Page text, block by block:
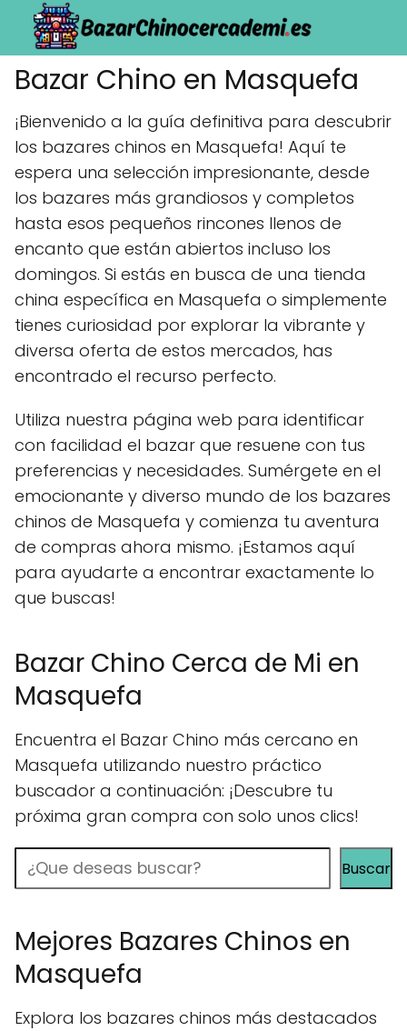
Bazar Chino en Masquefa
¡Bienvenido a la guía definitiva para descubrir
los bazares chinos en Masquefa! Aquí te
espera una selección impresionante, desde
los bazares más grandiosos y completos
hasta esos pequeños rincones llenos de
encanto que están abiertos incluso los
domingos. Si estás en busca de una tienda
china específica en Masquefa o simplemente
tienes curiosidad por explorar la vibrante y
diversa oferta de estos mercados, has
encontrado el recurso perfecto.
Utiliza nuestra página web para identificar
con facilidad el bazar que resuene con tus
preferencias y necesidades. Sumérgete en el
emocionante y diverso mundo de los bazares
chinos de Masquefa y comienza tu aventura
de compras ahora mismo. ¡Estamos aquí
para ayudarte a encontrar exactamente lo
que buscas!
Bazar Chino Cerca de Mi en
Masquefa
Encuentra el Bazar Chino más cercano en
Masquefa utilizando nuestro práctico
buscador a continuación: ¡Descubre tu
próxima gran compra con solo unos clics!
Buscar Buscar
Mejores Bazares Chinos en
Masquefa
Explora los bazares chinos más destacados